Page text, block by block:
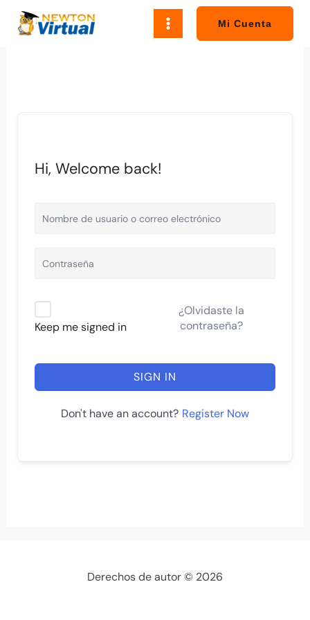
Mi Cuenta
Hi, Welcome back!
Keep me signed in
¿Olvidaste la
contraseña?
SIGN IN
Don't have an account? Register Now
Derechos de autor © 2026